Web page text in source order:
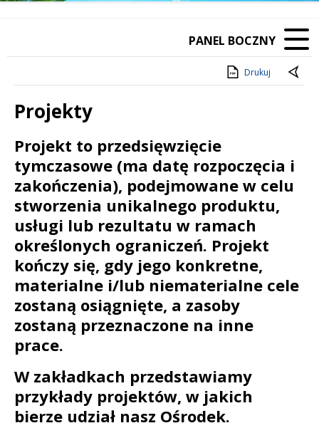
PANEL BOCZNY
Drukuj
Projekty
Treść
Projekt to przedsięwzięcie
tymczasowe (ma datę rozpoczęcia i
zakończenia), podejmowane w celu
stworzenia unikalnego produktu,
usługi lub rezultatu w ramach
określonych ograniczeń. Projekt
kończy się, gdy jego konkretne,
materialne i/lub niematerialne cele
zostaną osiągnięte, a zasoby
zostaną przeznaczone na inne
prace.
W zakładkach przedstawiamy
przykłady projektów, w jakich
bierze udział nasz Ośrodek.